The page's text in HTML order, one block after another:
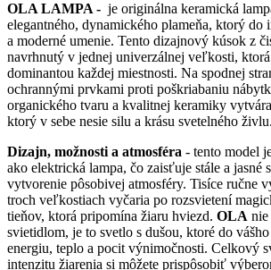
OLA LAMPA - je originálna keramická
elegantného, dynamického plameňa, ktorý do
a moderné umenie. Tento dizajnový kúsok z
navrhnutý v jednej univerzálnej veľkosti, ktorá
dominantou každej miestnosti. Na spodnej
ochrannými prvkami proti poškriabaniu
organického tvaru a kvalitnej keramiky
ktorý v sebe nesie silu a krásu svetelného živlu.
Dizajn, možnosti a atmosféra - tento model
ako elektrická lampa, čo zaisťuje stále a jasné
vytvorenie pôsobivej atmosféry. Tisíce ručne
troch veľkostiach vyčaria po rozsvietení
tieňov, ktorá pripomína žiaru hviezd. OLA
svietidlom, je to svetlo s dušou, ktoré do
energiu, teplo a pocit výnimočnosti. Celkový
intenzitu žiarenia si môžete prispôsobiť